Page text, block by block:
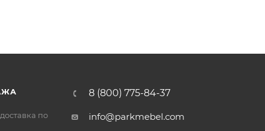
по
8 (800) 775-84-37
info@parkmebel.com